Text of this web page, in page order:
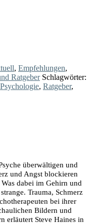
, Empfehlungen,
Ratgeber Schlagwörter:
Psychologie, Ratgeber,
überwältigen und
und Angst blockieren
dabei im Gehirn und
Trauma, Schmerz
bei ihrer
Bildern und
erläutert Steve Haines in